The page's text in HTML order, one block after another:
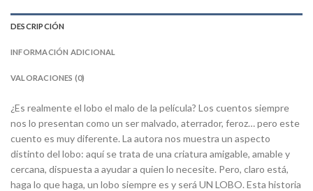
DESCRIPCIÓN
INFORMACIÓN ADICIONAL
VALORACIONES (0)
¿Es realmente el lobo el malo de la película? Los cuentos siempre
nos lo presentan como un ser malvado, aterrador, feroz… pero este
cuento es muy diferente. La autora nos muestra un aspecto
distinto del lobo: aquí se trata de una criatura amigable, amable y
cercana, dispuesta a ayudar a quien lo necesite. Pero, claro está,
haga lo que haga, un lobo siempre es y será UN LOBO. Esta historia